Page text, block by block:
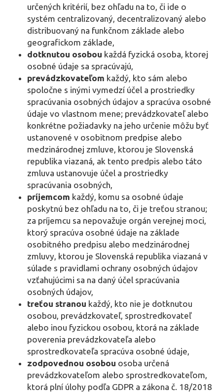
určených kritérií, bez ohľadu na to, či ide o
systém centralizovaný, decentralizovaný alebo
distribuovaný na funkčnom základe alebo
geografickom základe,
dotknutou osobou každá fyzická osoba, ktorej
osobné údaje sa spracúvajú,
prevádzkovateľom každý, kto sám alebo
spoločne s inými vymedzí účel a prostriedky
spracúvania osobných údajov a spracúva osobné
údaje vo vlastnom mene; prevádzkovateľ alebo
konkrétne požiadavky na jeho určenie môžu byť
ustanovené v osobitnom predpise alebo
medzinárodnej zmluve, ktorou je Slovenská
republika viazaná, ak tento predpis alebo táto
zmluva ustanovuje účel a prostriedky
spracúvania osobných,
príjemcom každý, komu sa osobné údaje
poskytnú bez ohľadu na to, či je treťou stranou;
za príjemcu sa nepovažuje orgán verejnej moci,
ktorý spracúva osobné údaje na základe
osobitného predpisu alebo medzinárodnej
zmluvy, ktorou je Slovenská republika viazaná v
súlade s pravidlami ochrany osobných údajov
vzťahujúcimi sa na daný účel spracúvania
osobných údajov,
treťou stranou každý, kto nie je dotknutou
osobou, prevádzkovateľ, sprostredkovateľ
alebo inou fyzickou osobou, ktorá na základe
poverenia prevádzkovateľa alebo
sprostredkovateľa spracúva osobné údaje,
zodpovednou osobou osoba určená
prevádzkovateľom alebo sprostredkovateľom,
ktorá plní úlohy podľa GDPR a zákona č. 18/2018